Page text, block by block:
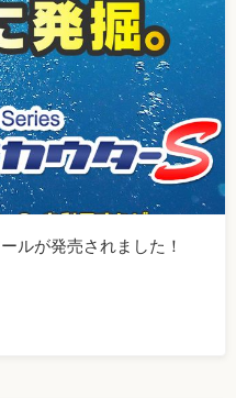
ルが発売されました！